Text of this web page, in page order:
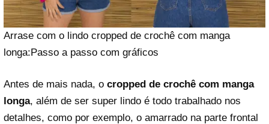
Arrase com o lindo cropped de crochê com manga
longa:Passo a passo com gráficos
Antes de mais nada, o cropped de crochê com manga
longa, além de ser super lindo é todo trabalhado nos
detalhes, como por exemplo, o amarrado na parte frontal